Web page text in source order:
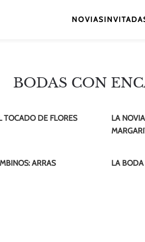
NOVIAS
BODAS CON
TOCADO DE FLORES
LA
ARRAS LA